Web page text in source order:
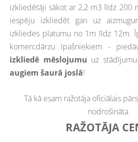
izkliedētāji sākot ar 2,2 m3 līdz 200
iespēju izkliedēt gan uz
izkliedes platumu no 1m līdz 12m.
komercdārzu īpašniekiem -
izkliedē mēslojumu uz
augiem šaurā joslā!
Tā kā esam ražotāja oficiālais
nodrošināta
RAŽOTĀJA